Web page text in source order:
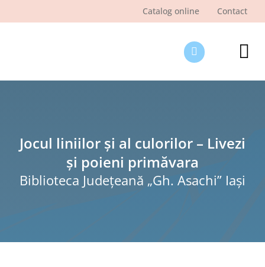
Catalog online Contact
Jocul liniilor și al culorilor – Livezi
și poieni primăvara
Biblioteca Judeţeană „Gh. Asachi” Iaşi